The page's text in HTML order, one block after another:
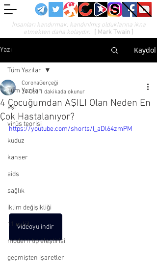
İnsanları kandırmak, kandırılmış olduklarına ikna
etmekten daha kolaydır.
[ Mark Twain ]
Yazı Kaydol
Tüm Yazılar
aşı
virüs teorisi
kuduz
kanser
aids
sağlık
iklim değişikliği
11 eylül
modern tıp eleştirisi
geçmişten işaretler
Tüm Yazılar
4 Çocuğumdan AŞILI Olan Neden En
Çok Hastalanıyor?
CoronaGerçeği
24 Oca 1 dakikada okunur
https://youtube.com/shorts/I_aDl64zmPM
videoyu indir